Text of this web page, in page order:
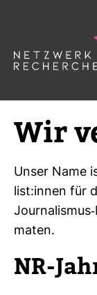
Wir
Unser Name
list:innen für
maten.
NR-​